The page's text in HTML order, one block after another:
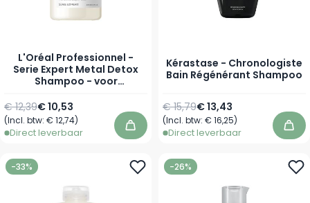
L'Oréal Professionnel -
Serie Expert Metal Detox
Shampoo - voor
Vanaf
€ 10,53
Normale prijs
€ 12,39
(Incl. btw: € 12,74)
Direct leverbaar In winkelwagen
Kérastase - Chronologiste
Bain Régénérant Shampoo
Vanaf
€ 13,43
Normale prijs
€ 15,79
(Incl. btw: € 16,25)
Direct leverbaar In
-33% -26%